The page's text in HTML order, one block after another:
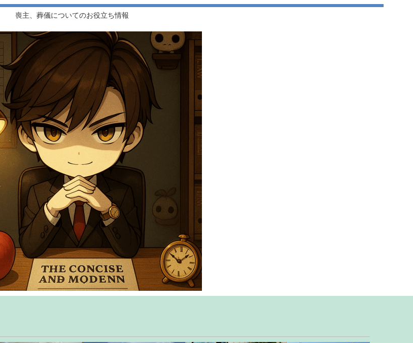
喪主、葬儀についてのお役立ち情報